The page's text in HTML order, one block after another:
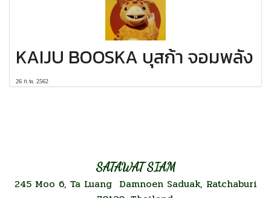
KAIJU BOOSKA บุสก้า จอมพลัง
26 ก.พ. 2562
SATAWAT SIAM
245 Moo 6, Ta Luang Damnoen Saduak, Ratchaburi